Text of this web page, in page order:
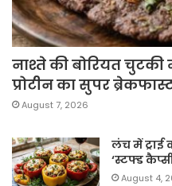
नाश्ते की बोरियत
प्रोटीन का सुपर
August 7, 2026
लंच में
‘स्टफ्ड
August 4,